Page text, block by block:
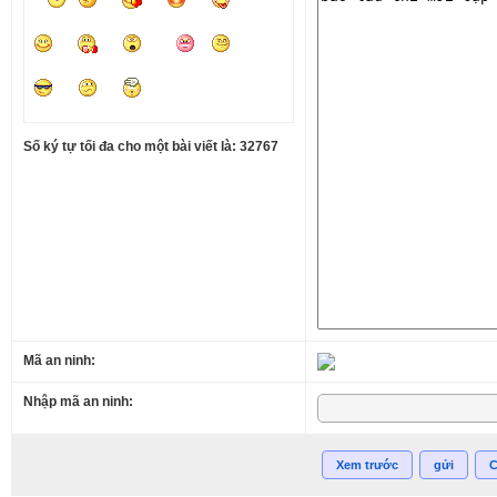
Số ký tự tối đa cho một bài viết là: 32767
Mã an ninh:
Nhập mã an ninh:
Xem trước gửi